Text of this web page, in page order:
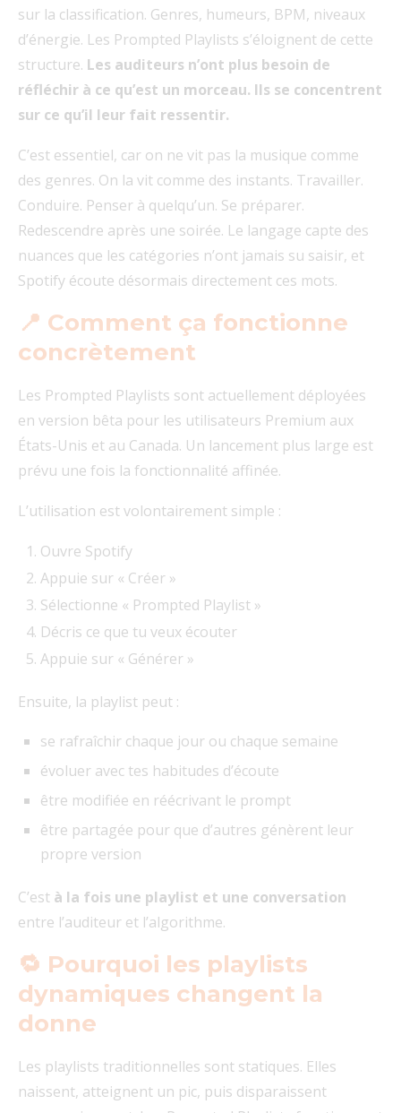
sur la classification. Genres, humeurs, BPM, niveaux
d’énergie. Les Prompted Playlists s’éloignent de cette
structure. Les auditeurs n’ont plus besoin de
réfléchir à ce qu’est un morceau. Ils se concentrent
sur ce qu’il leur fait ressentir.
C’est essentiel, car on ne vit pas la musique comme
des genres. On la vit comme des instants. Travailler.
Conduire. Penser à quelqu’un. Se préparer.
Redescendre après une soirée. Le langage capte des
nuances que les catégories n’ont jamais su saisir, et
Spotify écoute désormais directement ces mots.
📍 Comment ça fonctionne
concrètement
Les Prompted Playlists sont actuellement déployées
en version bêta pour les utilisateurs Premium aux
États-Unis et au Canada. Un lancement plus large est
prévu une fois la fonctionnalité affinée.
L’utilisation est volontairement simple :
Ouvre Spotify
Appuie sur « Créer »
Sélectionne « Prompted Playlist »
Décris ce que tu veux écouter
Appuie sur « Générer »
Ensuite, la playlist peut :
se rafraîchir chaque jour ou chaque semaine
évoluer avec tes habitudes d’écoute
être modifiée en réécrivant le prompt
être partagée pour que d’autres génèrent leur
propre version
C’est à la fois une playlist et une conversation
entre l’auditeur et l’algorithme.
🔁 Pourquoi les playlists
dynamiques changent la
donne
Les playlists traditionnelles sont statiques. Elles
naissent, atteignent un pic, puis disparaissent